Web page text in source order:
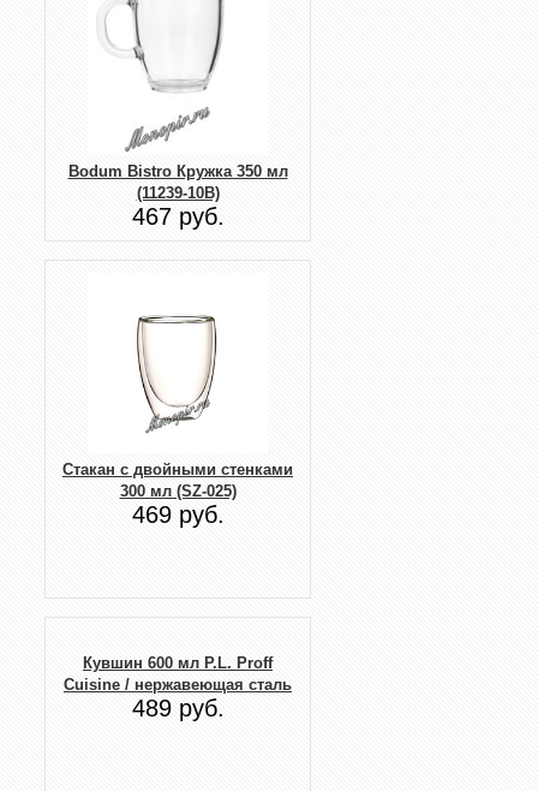
Bodum Bistro Кружка 350 мл
(11239-10B)
467 руб.
Стакан с двойными стенками
300 мл (SZ-025)
469 руб.
Кувшин 600 мл P.L. Proff
Cuisine / нержавеющая сталь
489 руб.